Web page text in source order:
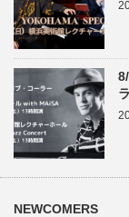
NEWCOMERS